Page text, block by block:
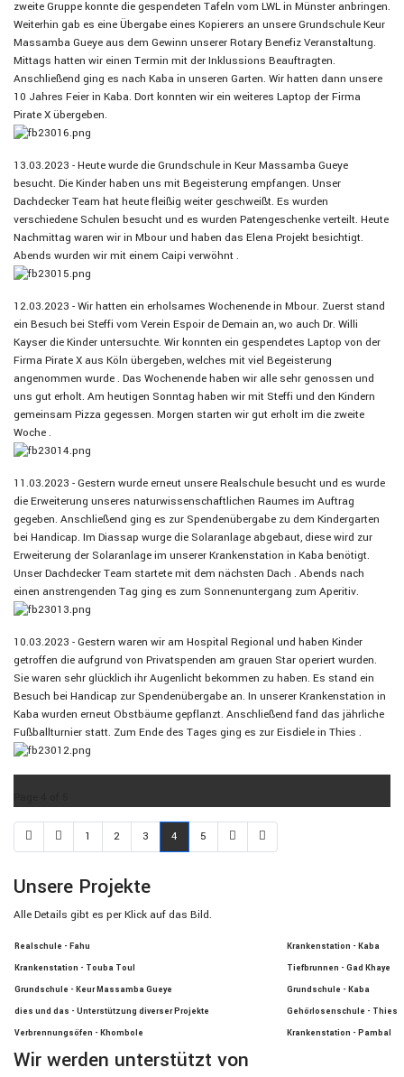
zweite Gruppe konnte die gespendeten Tafeln vom LWL in Münster anbringen.
Weiterhin gab es eine Übergabe eines Kopierers an unsere Grundschule Keur
Massamba Gueye aus dem Gewinn unserer Rotary Benefiz Veranstaltung.
Mittags hatten wir einen Termin mit der Inklussions Beauftragten.
Anschließend ging es nach Kaba in unseren Garten. Wir hatten dann unsere
10 Jahres Feier in Kaba. Dort konnten wir ein weiteres Laptop der Firma
Pirate X übergeben.
13.03.2023 - Heute wurde die Grundschule in Keur Massamba Gueye
besucht. Die Kinder haben uns mit Begeisterung empfangen. Unser
Dachdecker Team hat heute fleißig weiter geschweißt. Es wurden
verschiedene Schulen besucht und es wurden Patengeschenke verteilt. Heute
Nachmittag waren wir in Mbour und haben das Elena Projekt besichtigt.
Abends wurden wir mit einem Caipi verwöhnt .
12.03.2023 - Wir hatten ein erholsames Wochenende in Mbour. Zuerst stand
ein Besuch bei Steffi vom Verein Espoir de Demain an, wo auch Dr. Willi
Kayser die Kinder untersuchte. Wir konnten ein gespendetes Laptop von der
Firma Pirate X aus Köln übergeben, welches mit viel Begeisterung
angenommen wurde . Das Wochenende haben wir alle sehr genossen und
uns gut erholt. Am heutigen Sonntag haben wir mit Steffi und den Kindern
gemeinsam Pizza gegessen. Morgen starten wir gut erholt im die zweite
Woche .
11.03.2023 - Gestern wurde erneut unsere Realschule besucht und es wurde
die Erweiterung unseres naturwissenschaftlichen Raumes im Auftrag
gegeben. Anschließend ging es zur Spendenübergabe zu dem Kindergarten
bei Handicap. Im Diassap wurge die Solaranlage abgebaut, diese wird zur
Erweiterung der Solaranlage im unserer Krankenstation in Kaba benötigt.
Unser Dachdecker Team startete mit dem nächsten Dach . Abends nach
einen anstrengenden Tag ging es zum Sonnenuntergang zum Aperitiv.
10.03.2023 - Gestern waren wir am Hospital Regional und haben Kinder
getroffen die aufgrund von Privatspenden am grauen Star operiert wurden.
Sie waren sehr glücklich ihr Augenlicht bekommen zu haben. Es stand ein
Besuch bei Handicap zur Spendenübergabe an. In unserer Krankenstation in
Kaba wurden erneut Obstbäume gepflanzt. Anschließend fand das jährliche
Fußballturnier statt. Zum Ende des Tages ging es zur Eisdiele in Thies .
1 2 3 4 5
Unsere Projekte
Alle Details gibt es per Klick auf das Bild.
Realschule - Fahu
Krankenstation - Kaba
Krankenstation - Touba Toul
Tiefbrunnen - Gad Khaye
Grundschule - Keur Massamba Gueye
Grundschule - Kaba
dies und das - Unterstützung diverser Projekte
Gehörlosenschule - Thies
Verbrennungsöfen - Khombole
Krankenstation - Pambal
Wir werden unterstützt von